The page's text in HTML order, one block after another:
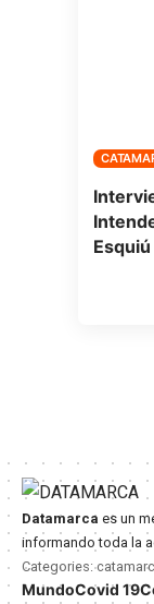
Esquiú
Datamarca es un
informando toda la
Categories:
MundoCovid 19